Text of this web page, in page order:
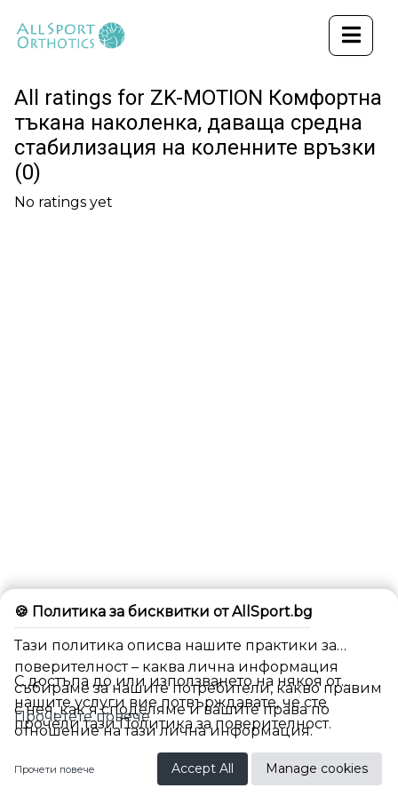
🍪 Политика за бисквитки от AllSport.bg
Тази политика описва нашите практики за
поверителност – каква лична информация
събираме за нашите потребители, какво правим
с нея, как я споделяме и вашите права по
отношение на тази лична информация.
С достъпа до или използването на някоя от
нашите услуги вие потвърждавате, че сте
прочели тази Политика за поверителност.
Прочетете повече
Прочети повече Accept All Manage cookies
All ratings for ZK-MOTION Комфортна
тъкана наколенка, даваща средна
стабилизация на коленните връзки
(0)
No ratings yet